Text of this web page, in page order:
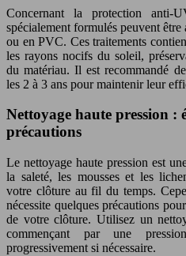
Concernant la protection anti-
spécialement formulés peuvent
ou en PVC. Ces traitements
les rayons nocifs du soleil,
du matériau. Il est recommandé
les 2 à 3 ans pour maintenir leur
Nettoyage haute pression :
précautions
Le nettoyage haute pression est
la saleté, les mousses et les
votre clôture au fil du temps.
nécessite quelques précautions
de votre clôture. Utilisez un
commençant par une
progressivement si nécessaire.